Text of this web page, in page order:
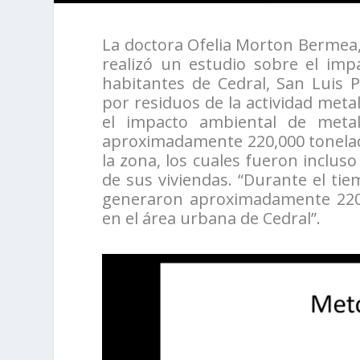
La doctora Ofelia Morton
realizó un estudio sobre el
habitantes de Cedral, San Luis
por residuos de la actividad
el impacto ambiental de
aproximadamente 220,000
la zona, los cuales fueron
de sus viviendas. “Durante el
generaron aproximadamente
en el área urbana de Cedral”.